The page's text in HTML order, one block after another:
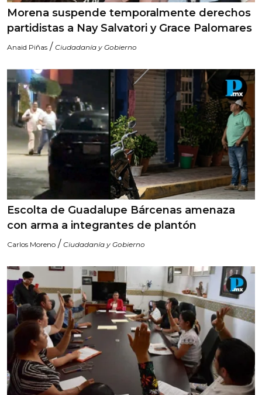
Morena suspende temporalmente derechos
partidistas a Nay Salvatori y Grace Palomares
Anaid Piñas / Ciudadanía y Gobierno
Escolta de Guadalupe Bárcenas amenaza
con arma a integrantes de plantón
Carlos Moreno / Ciudadanía y Gobierno